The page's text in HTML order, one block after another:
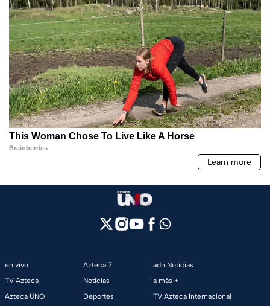
en vivo
TV Azteca
Azteca UNO
Azteca 7
Noticias
Deportes
adn Noticias
a más +
TV Azteca Internacional